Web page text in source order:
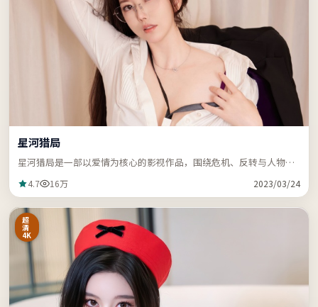
星河猎局
星河猎局是一部以爱情为核心的影视作品，围绕危机、反转与人物成
4.7 16万 2023/03/24
超
清
4K